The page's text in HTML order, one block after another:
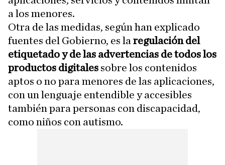
a los menores.
Otra de las medidas, según han explicado
fuentes del Gobierno, es la regulación del
etiquetado y de las advertencias de todos los
productos digitales sobre los contenidos
aptos o no para menores de las aplicaciones,
con un lenguaje entendible y accesibles
también para personas con discapacidad,
como niños con autismo.